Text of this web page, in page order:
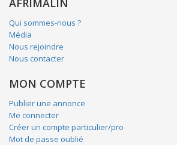
Qui sommes-nous ?
Média
Nous rejoindre
Nous contacter
MON COMPTE
Publier une annonce
Me connecter
Créer un compte particulier/pro
Mot de passe oublié